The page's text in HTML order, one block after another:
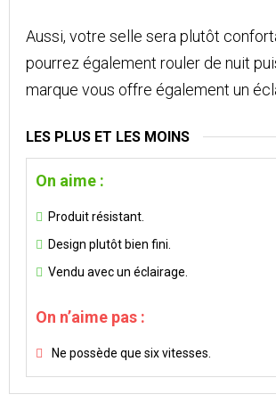
Aussi, votre selle sera plutôt
pourrez également rouler de nuit
marque vous offre également un
LES PLUS ET LES MOINS
On aime :
Produit résistant.
Design plutôt bien fini.
Vendu avec un éclairage.
On n’aime pas :
Ne possède que six vitesses.